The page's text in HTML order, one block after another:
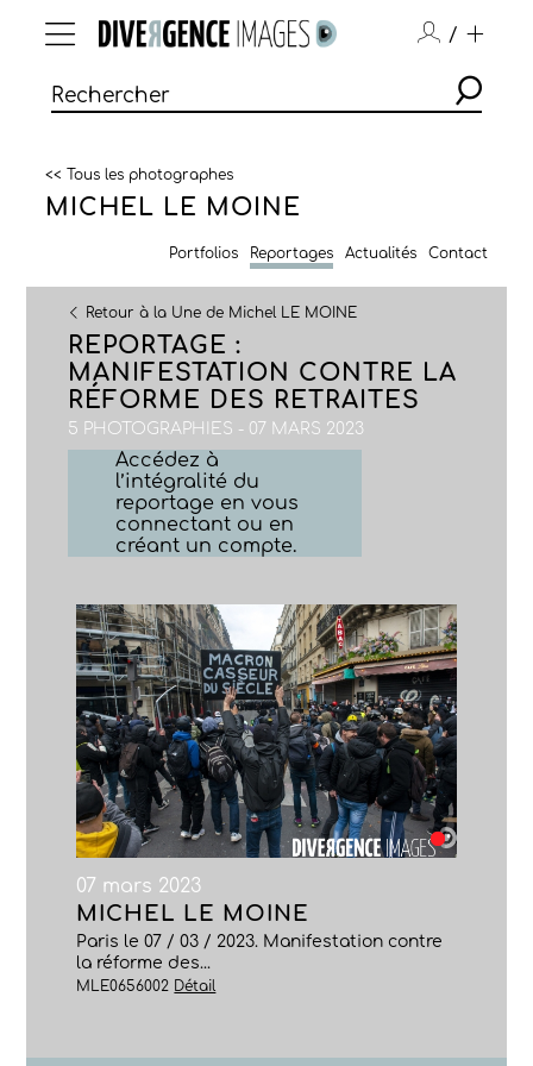
/
<< Tous les photographes
MICHEL LE MOINE
Portfolios Reportages Actualités Contact
Retour à la Une de Michel LE MOINE
REPORTAGE :
MANIFESTATION CONTRE LA
RÉFORME DES RETRAITES
5 PHOTOGRAPHIES - 07 MARS 2023
Accédez à
l’intégralité du
reportage en vous
connectant ou en
créant un compte.
07 mars 2023
MICHEL LE MOINE
Paris le 07 / 03 / 2023. Manifestation contre
la réforme des...
MLE0656002 Détail